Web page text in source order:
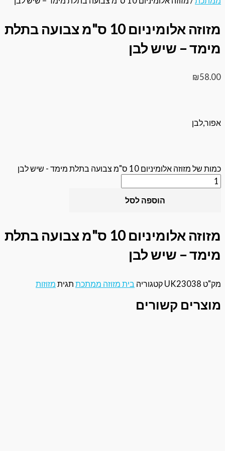
מזוזה אלומיניום 10 ס"מ צבועה בתלת
– שיש לבן
10 ס"מ צבועה בתלת מימד - שיש לבן
הוספה לסל
מזוזה אלומיניום 10 ס"מ צבועה בתלת
– שיש לבן
קטגוריה בית מזוזה ממתכתתגיתמזוזות
קשורים